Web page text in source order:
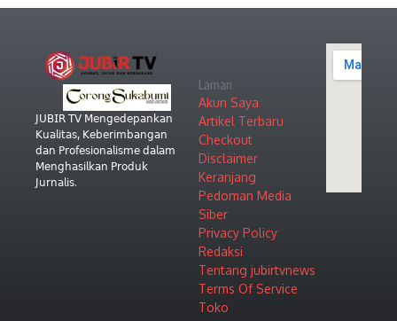
𝖩𝖴𝖡𝖨𝖱 𝖳𝖵 𝖬𝖾𝗇𝗀𝖾𝖽𝖾𝗉𝖺𝗇𝗄𝖺𝗇
𝖪𝗎𝖺𝗅𝗂𝗍𝖺𝗌, 𝖪𝖾𝖻𝖾𝗋𝗂𝗆𝖻𝖺𝗇𝗀𝖺𝗇
𝖽𝖺𝗇 𝖯𝗋𝗈𝖿𝖾𝗌𝗂𝗈𝗇𝖺𝗅𝗂𝗌𝗆𝖾 𝖽𝖺𝗅𝖺𝗆
𝖬𝖾𝗇𝗀𝗁𝖺𝗌𝗂𝗅𝗄𝖺𝗇 𝖯𝗋𝗈𝖽𝗎𝗄
𝖩𝗎𝗋𝗇𝖺𝗅𝗂𝗌.
Laman
Akun Saya
Artikel Terbaru
Checkout
Disclaimer
Keranjang
Pedoman Media
Siber
Privacy Policy
Redaksi
Tentang jubirtvnews
Terms Of Service
Toko